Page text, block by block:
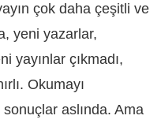
çok daha çeşitli ve
yeni yazarlar,
yayınlar çıkmadı,
Okumayı
aslında. Ama